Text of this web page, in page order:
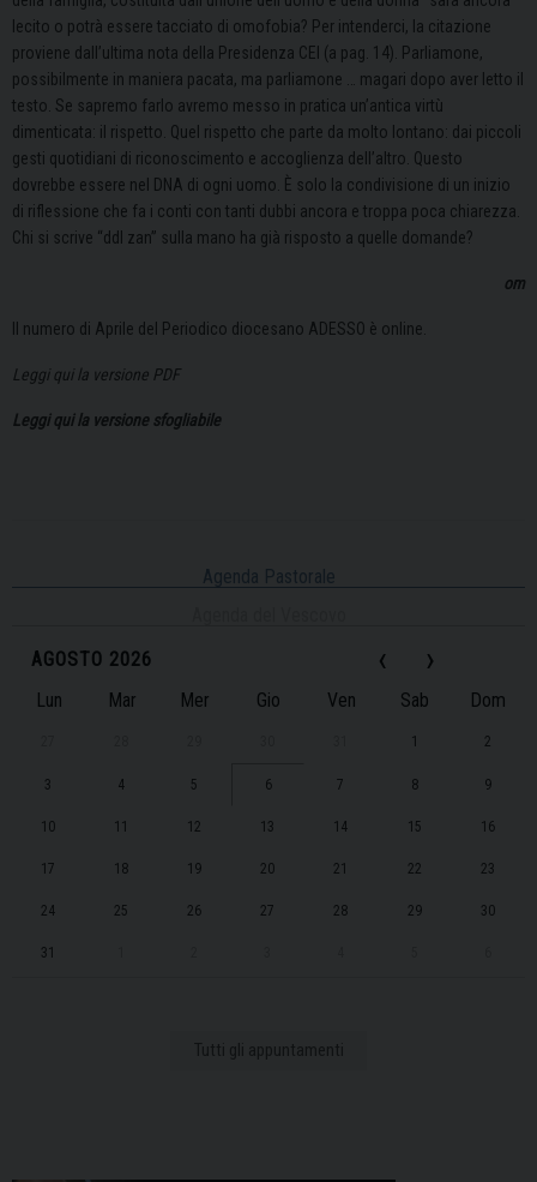
lecito o potrà essere tacciato di omofobia? Per intenderci, la citazione
proviene dall’ultima nota della Presidenza CEI (a pag. 14). Parliamone,
possibilmente in maniera pacata, ma parliamone … magari dopo aver letto il
testo. Se sapremo farlo avremo messo in pratica un’antica virtù
dimenticata: il rispetto. Quel rispetto che parte da molto lontano: dai piccoli
gesti quotidiani di riconoscimento e accoglienza dell’altro. Questo
dovrebbe essere nel DNA di ogni uomo. È solo la condivisione di un inizio
di riflessione che fa i conti con tanti dubbi ancora e troppa poca chiarezza.
Chi si scrive “ddl zan” sulla mano ha già risposto a quelle domande?
om
Il numero di Aprile del Periodico diocesano ADESSO è online.
Leggi qui la versione PDF
Leggi qui la versione sfogliabile
Agenda Pastorale
‹
AGOSTO 2026 ›
Lun Mar Mer Gio Ven Sab Dom
1 2
3 4 5 6 7 8 9
10 11 12 13 14 15 16
17 18 19 20 21 22 23
24 25 26 27 28 29 30
31
Tutti gli appuntamenti